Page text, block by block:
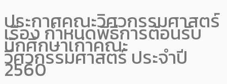
ประกาศคณะวิศวกรรมศาสตร์
เรื่อง กำหนดพิธีการต้อนรับ
นักศึกษาเก่าคณะ
วิศวกรรมศาสตร์ ประจำปี
2560